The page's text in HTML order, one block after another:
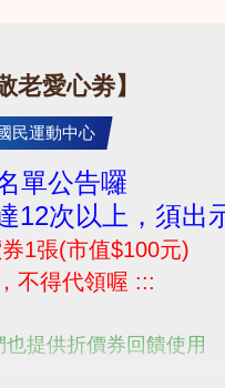
老愛心劵】
民運動中心
單公告囉
12次以上，須出
1張(市值$100元)
不得代領喔 :::
提供折價券回饋使用